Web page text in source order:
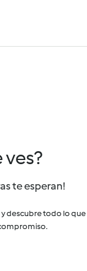
ves?
te esperan!
descubre todo lo que